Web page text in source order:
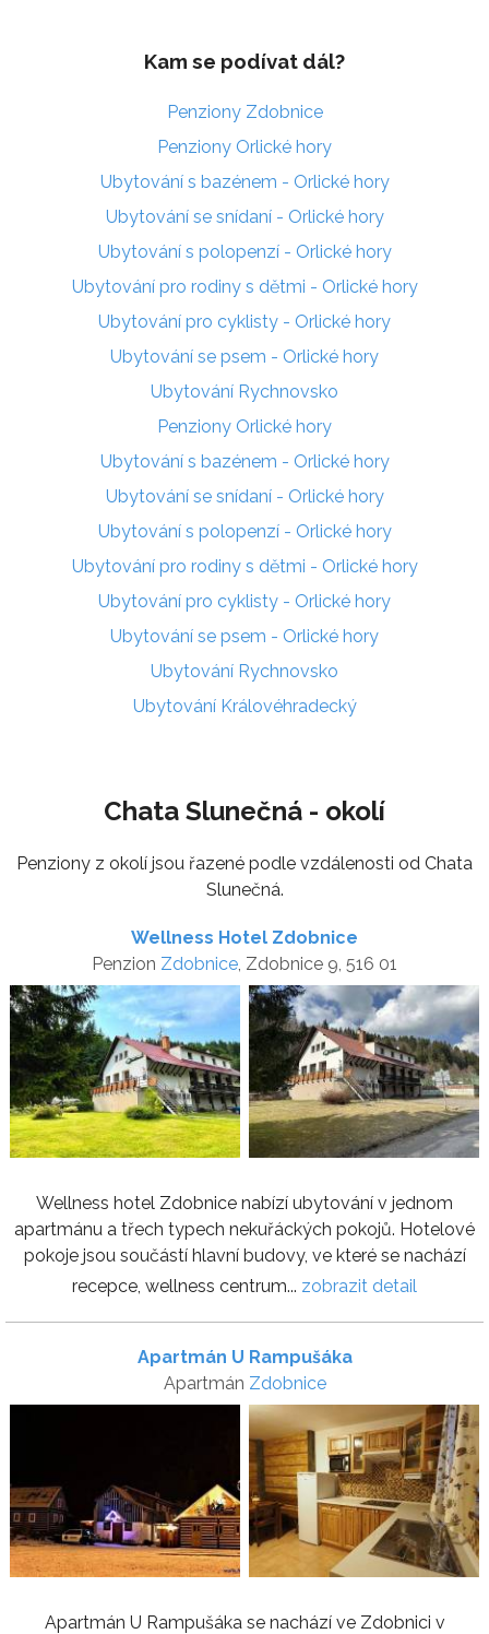
Kam se podívat dál?
Penziony Zdobnice
Penziony Orlické hory
Ubytování s bazénem - Orlické hory
Ubytování se snídaní - Orlické hory
Ubytování s polopenzí - Orlické hory
Ubytování pro rodiny s dětmi - Orlické hory
Ubytování pro cyklisty - Orlické hory
Ubytování se psem - Orlické hory
Ubytování Rychnovsko
Penziony Orlické hory
Ubytování s bazénem - Orlické hory
Ubytování se snídaní - Orlické hory
Ubytování s polopenzí - Orlické hory
Ubytování pro rodiny s dětmi - Orlické hory
Ubytování pro cyklisty - Orlické hory
Ubytování se psem - Orlické hory
Ubytování Rychnovsko
Ubytování Královéhradecký
Chata Slunečná - okolí
Penziony z okolí jsou řazené podle vzdálenosti od Chata
Slunečná.
Wellness Hotel Zdobnice
Penzion Zdobnice , Zdobnice 9, 516 01
Wellness hotel Zdobnice nabízí ubytování v jednom
apartmánu a třech typech nekuřáckých pokojů. Hotelové
pokoje jsou součástí hlavní budovy, ve které se nachází
recepce, wellness centrum... zobrazit detail
Apartmán U Rampušáka
Apartmán Zdobnice
Apartmán U Rampušáka se nachází ve Zdobnici v